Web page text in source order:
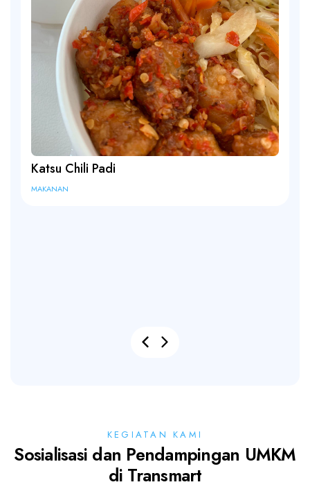
KEGIATAN KAMI
Sosialisasi dan Pendampingan UMKM
di Transmart